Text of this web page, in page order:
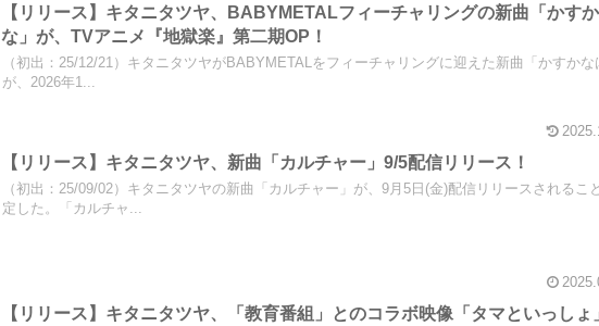
【リリース】キタニタツヤ、BABYMETALフィーチャリングの新曲「かす
な」が、TVアニメ『地獄楽』第二期OP！
（初出：25/12/21）キタニタツヤがBABYMETALをフィーチャリングに迎えた新曲「かすかな
が、2026年1...
【リリース】キタニタツヤ、新曲「カルチャー」9/5配信リリース！
（初出：25/09/02）キタニタツヤの新曲「カルチャー」が、9月5日(金)配信リリースされるこ
定した。「カルチャ...
【リリース】キタニタツヤ、「教育番組」とのコラボ映像「タマといっしょ